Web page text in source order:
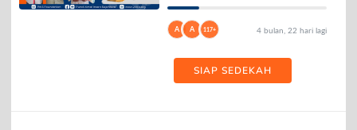
A A 117+ 4 bulan, 22 hari lagi
SIAP SEDEKAH